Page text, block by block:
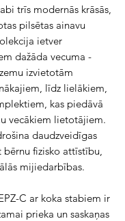
trīs modernās krāsās,
pilsētas ainavu
ietver
dažāda vecuma -
izvietotām
līdz lielākiem,
kas piedāvā
vecākiem lietotājiem.
daudzveidīgas
fizisko attīstību,
mijiedarbības.
C ar koka stabiem ir
prieka un saskaņas